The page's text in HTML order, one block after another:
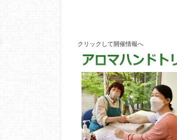
クリックして開催情報へ